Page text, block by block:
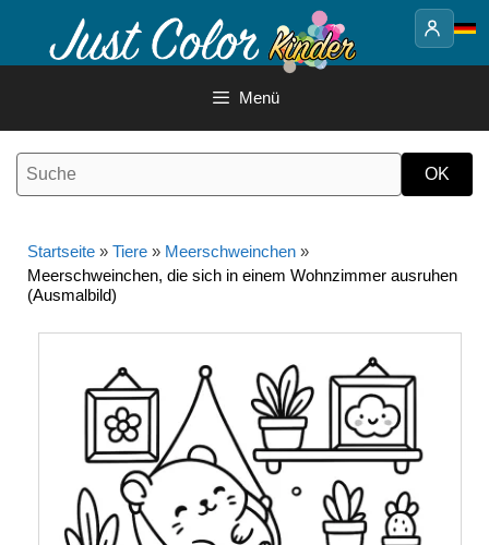
Inhalt
Menü
Startseite » Tiere » Meerschweinchen »
Meerschweinchen, die sich in einem Wohnzimmer ausruhen
(Ausmalbild)